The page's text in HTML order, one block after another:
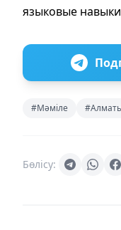
языковые
#Мәмiле
Бөлісу: